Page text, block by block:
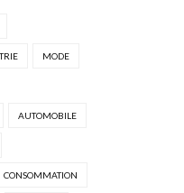
MODE
AUTOMOBILE
CONSOMMATION